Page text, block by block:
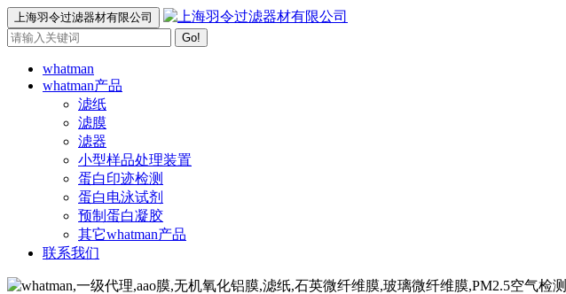
上海羽令过滤器材有限公司
Go!
whatman
whatman产品
滤纸
滤膜
滤器
小型样品处理装置
蛋白印迹检测
蛋白电泳试剂
预制蛋白凝胶
其它whatman产品
联系我们